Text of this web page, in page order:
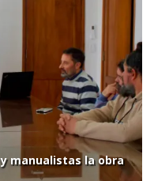
manualistas la obra